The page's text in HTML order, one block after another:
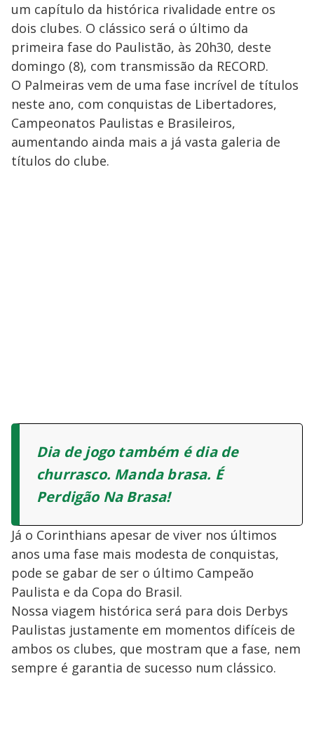
um capítulo da histórica rivalidade entre os
dois clubes. O clássico será o último da
primeira fase do Paulistão, às 20h30, deste
domingo (8), com transmissão da RECORD.
O Palmeiras vem de uma fase incrível de títulos
neste ano, com conquistas de Libertadores,
Campeonatos Paulistas e Brasileiros,
aumentando ainda mais a já vasta galeria de
títulos do clube.
Dia de jogo também é dia de
churrasco. Manda brasa. É
Perdigão Na Brasa!
Já o Corinthians apesar de viver nos últimos
anos uma fase mais modesta de conquistas,
pode se gabar de ser o último Campeão
Paulista e da Copa do Brasil.
Nossa viagem histórica será para dois Derbys
Paulistas justamente em momentos difíceis de
ambos os clubes, que mostram que a fase, nem
sempre é garantia de sucesso num clássico.